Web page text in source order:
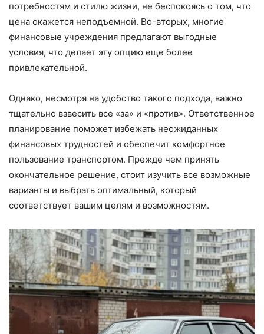
потребностям и стилю жизни, не беспокоясь о том, что
цена окажется неподъемной. Во-вторых, многие
финансовые учреждения предлагают выгодные
условия, что делает эту опцию еще более
привлекательной.
Однако, несмотря на удобство такого подхода, важно
тщательно взвесить все «за» и «против». Ответственное
планирование поможет избежать неожиданных
финансовых трудностей и обеспечит комфортное
пользование транспортом. Прежде чем принять
окончательное решение, стоит изучить все возможные
варианты и выбрать оптимальный, который
соответствует вашим целям и возможностям.